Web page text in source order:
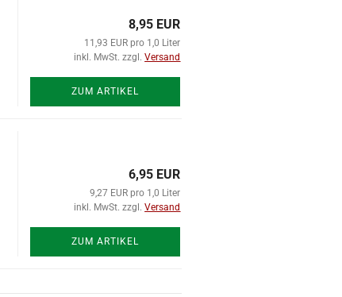
8,95 EUR
11,93 EUR pro 1,0 Liter
inkl. MwSt. zzgl.Versand
ZUM ARTIKEL
6,95 EUR
9,27 EUR pro 1,0 Liter
inkl. MwSt. zzgl.Versand
ZUM ARTIKEL